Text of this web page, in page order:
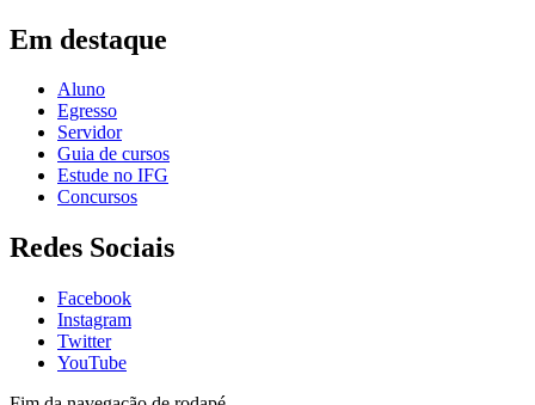
Em destaque
Aluno
Egresso
Servidor
Guia de cursos
Estude no IFG
Concursos
Redes Sociais
Facebook
Instagram
Twitter
YouTube